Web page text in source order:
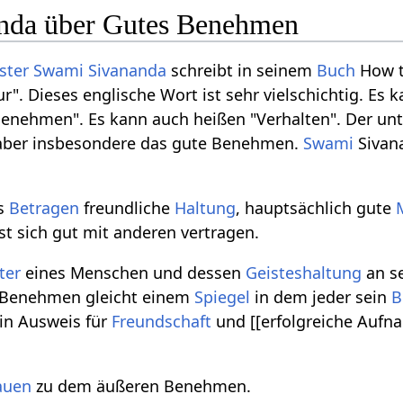
über Gutes Benehmen
Swami Sivananda schreibt in seinem Buch How
Dieses englische Wort ist sehr vielschichtig. Es
Es kann auch heißen "Verhalten". Der
insbesondere das gute Benehmen. Swami
Betragen freundliche Haltung, hauptsächlich gute
sich gut mit anderen vertragen.
eines Menschen und dessen Geisteshaltung an
gleicht einem Spiegel in dem jeder sein
Ausweis für Freundschaft und [[erfolgreiche
zu dem äußeren Benehmen.